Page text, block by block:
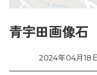
青宇田画像石
2024年04月18